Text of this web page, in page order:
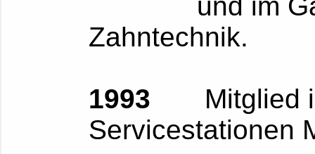
und im
Zahntechnik.
1993 Mitglied
Servicestationen